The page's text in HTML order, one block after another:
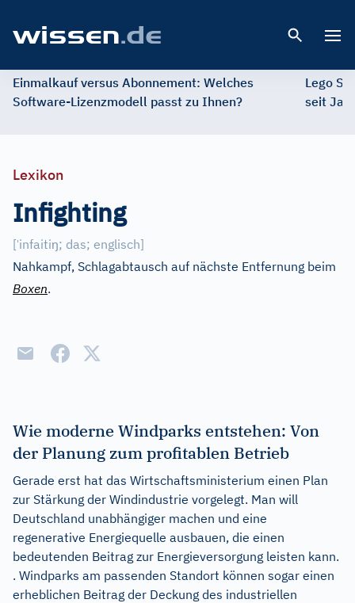
Einmalkauf versus Abonnement: Welches
Software-Lizenzmodell passt zu Ihnen?
Lego
seit
Lexikon
Infighting
[ˈinfaitiŋ; das; englisch]
Nahkampf, Schlagabtausch auf nächste Entfernung beim
Boxen.
Wie moderne Windparks entstehen: Von
der Planung zum profitablen Betrieb
Gerade erst hat das Wirtschaftsministerium einen Plan
zur Stärkung der Windindustrie vorgelegt. Man will
Deutschland unabhängiger machen und eine
regenerative Energiequelle ausbauen, die einen
bedeutenden Beitrag zur Energieversorgung leisten kann.
. Windparks am passenden Standort können sogar einen
erheblichen Beitrag der Deckung des industriellen